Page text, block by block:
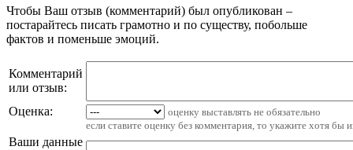
Чтобы Ваш отзыв (комментарий) был опубликован –
постарайтесь писать грамотно и по существу, побольше
фактов и поменьше эмоций.
Комментарий
или отзыв:
Оценка:
оценку выставлять не обязательно
если ставите оценку без комментария, то укажите хотя бы
Ваши данные